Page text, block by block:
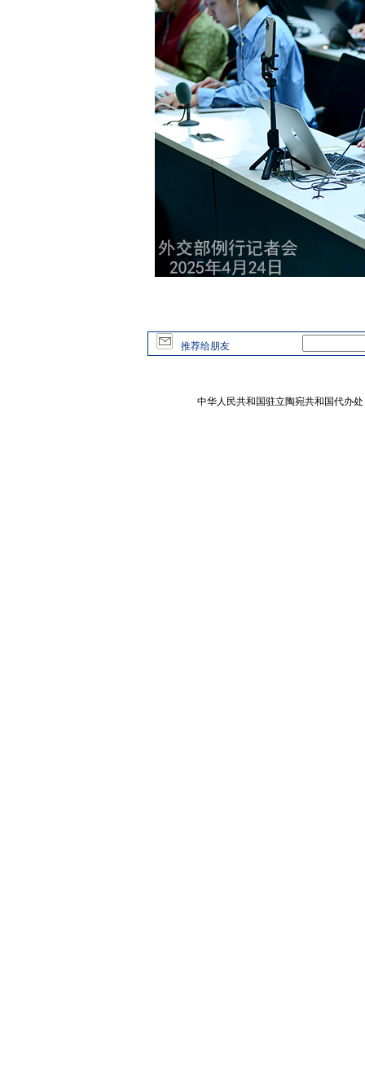
推荐给朋友
中华人民共和国驻立陶宛共和国代办处